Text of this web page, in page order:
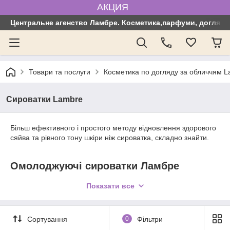
АКЦИЯ
Центральне агенство Ламбре. Косметика,парфуми, догляд
Товари та послуги Косметика по догляду за обличчям
Сироватки Lambre
Більш ефективного і простого методу відновлення здорового
сяйва та рівного тону шкіри ніж сироватка, складно знайти.
Омолоджуючі сироватки Ламбре
Порівняти можна тільки з салонними процедурами, але вони
демонструють чудові результати, знімаючи необхідність
відвідування косметологічних кабінетів.
Показати все
Сортування 0 Фільтри